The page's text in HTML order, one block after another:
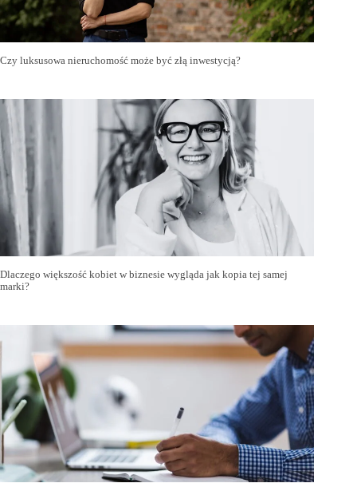
Czy luksusowa nieruchomość może być złą inwestycją?
Dlaczego większość kobiet w biznesie wygląda jak kopia tej samej
marki?